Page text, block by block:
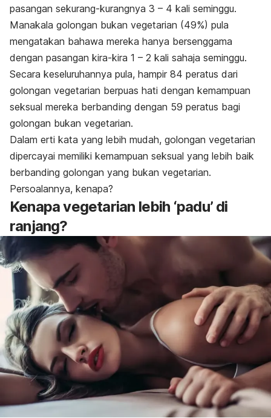
pasangan sekurang-kurangnya 3 – 4 kali seminggu.
Manakala golongan bukan vegetarian (49%) pula
mengatakan bahawa mereka hanya bersenggama
dengan pasangan kira-kira 1 – 2 kali sahaja seminggu.
Secara keseluruhannya pula, hampir 84 peratus dari
golongan vegetarian berpuas hati dengan kemampuan
seksual mereka berbanding dengan 59 peratus bagi
golongan bukan vegetarian.
Dalam erti kata yang lebih mudah, golongan vegetarian
dipercayai memiliki kemampuan seksual yang lebih baik
berbanding golongan yang bukan vegetarian.
Persoalannya, kenapa?
Kenapa vegetarian lebih ‘padu’ di
ranjang?